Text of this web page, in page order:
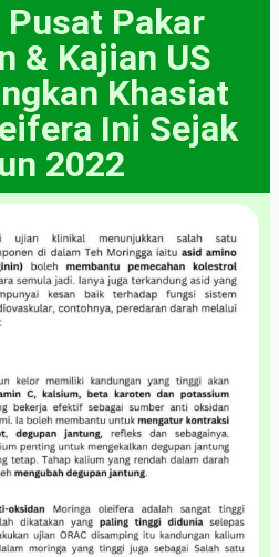
Pusat Pakar
& Kajian US
Khasiat
Ini Sejak
2022